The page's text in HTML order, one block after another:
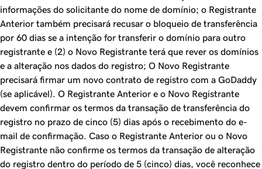
informações do solicitante do nome de domínio; o Registrante
Anterior também precisará recusar o bloqueio de transferência
por 60 dias se a intenção for transferir o domínio para outro
registrante e (2) o Novo Registrante terá que rever os domínios
e a alteração nos dados do registro; O Novo Registrante
precisará firmar um novo contrato de registro com a GoDaddy
(se aplicável). O Registrante Anterior e o Novo Registrante
devem confirmar os termos da transação de transferência do
registro no prazo de cinco (5) dias após o recebimento do e-
mail de confirmação. Caso o Registrante Anterior ou o Novo
Registrante não confirme os termos da transação de alteração
do registro dentro do período de 5 (cinco) dias, você reconhece